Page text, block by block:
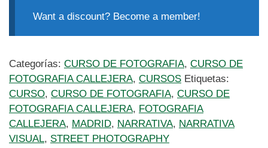
Want a discount? Become a member!
Categorías: CURSO DE FOTOGRAFIA, CURSO DE
FOTOGRAFIA CALLEJERA, CURSOS Etiquetas:
CURSO, CURSO DE FOTOGRAFIA, CURSO DE
FOTOGRAFIA CALLEJERA, FOTOGRAFIA
CALLEJERA, MADRID, NARRATIVA, NARRATIVA
VISUAL, STREET PHOTOGRAPHY